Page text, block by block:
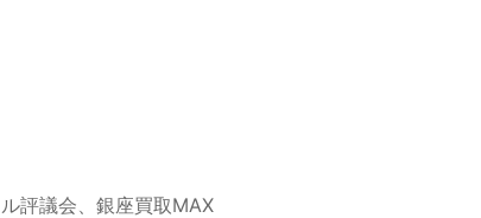
評議会、銀座買取MAX